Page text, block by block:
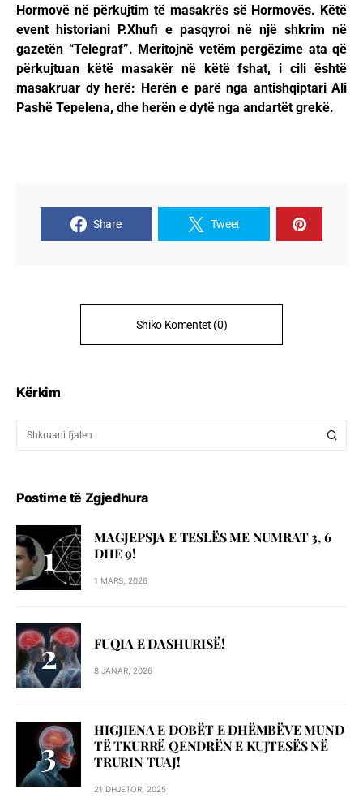
Hormovë në përkujtim të masakrës së Hormovës. Këtë
event historiani P.Xhufi e pasqyroi në një shkrim në
gazetën “Telegraf”. Meritojnë vetëm pergëzime ata që
përkujtuan këtë masakër në këtë fshat, i cili është
masakruar dy herë: Herën e parë nga antishqiptari Ali
Pashë Tepelena, dhe herën e dytë nga andartët grekë.
Share Tweet
Shiko Komentet (0)
Kërkim
Postime të Zgjedhura
MAGJEPSJA E TESLËS ME NUMRAT 3, 6
DHE 9!
1 MARS, 2026
FUQIA E DASHURISË!
8 JANAR, 2026
HIGJIENA E DOBËT E DHËMBËVE MUND
TË TKURRË QENDRËN E KUJTESËS NË
TRURIN TUAJ!
21 DHJETOR, 2025